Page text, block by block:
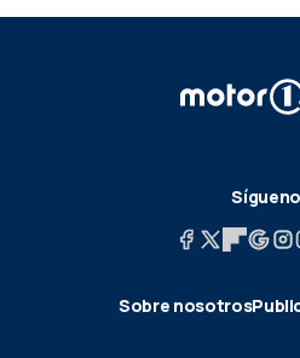
Sobre nosotros